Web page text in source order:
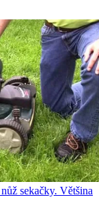
sekačky. Většina